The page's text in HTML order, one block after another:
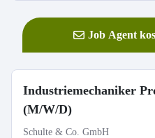
Job Agent
Industriemechaniker
(M/W/D)
Schulte & Co. GmbH